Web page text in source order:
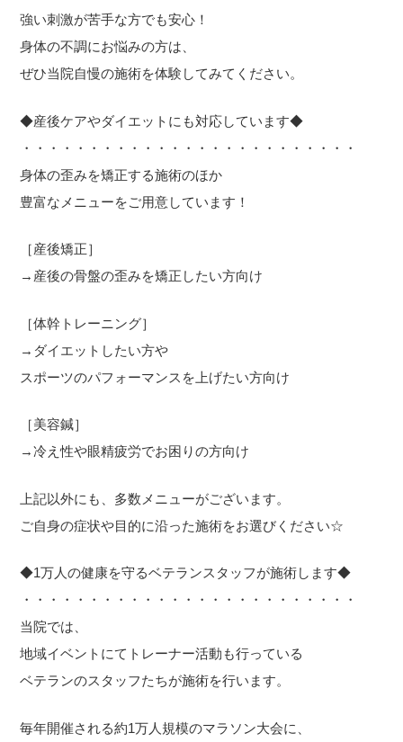
強い刺激が苦手な方でも安心！
身体の不調にお悩みの方は、
ぜひ当院自慢の施術を体験してみてください。
◆産後ケアやダイエットにも対応しています◆
・・・・・・・・・・・・・・・・・・・・・・・・・
身体の歪みを矯正する施術のほか
豊富なメニューをご用意しています！
［産後矯正］
→産後の骨盤の歪みを矯正したい方向け
［体幹トレーニング］
→ダイエットしたい方や
スポーツのパフォーマンスを上げたい方向け
［美容鍼］
→冷え性や眼精疲労でお困りの方向け
上記以外にも、多数メニューがございます。
ご自身の症状や目的に沿った施術をお選びください☆
◆1万人の健康を守るベテランスタッフが施術します◆
・・・・・・・・・・・・・・・・・・・・・・・・・
当院では、
地域イベントにてトレーナー活動も行っている
ベテランのスタッフたちが施術を行います。
毎年開催される約1万人規模のマラソン大会に、